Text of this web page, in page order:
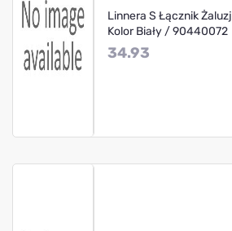
Linnera S Łącznik
Kolor Biały / 90440072
34.93